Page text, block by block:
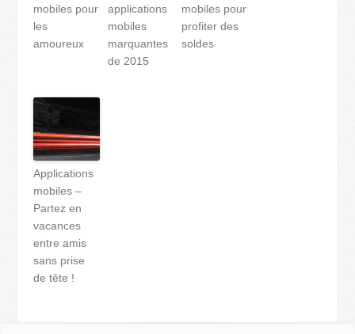
mobiles pour
les
amoureux
applications
mobiles
marquantes
de 2015
mobiles pour
profiter des
soldes
Applications
mobiles –
Partez en
vacances
entre amis
sans prise
de tête !